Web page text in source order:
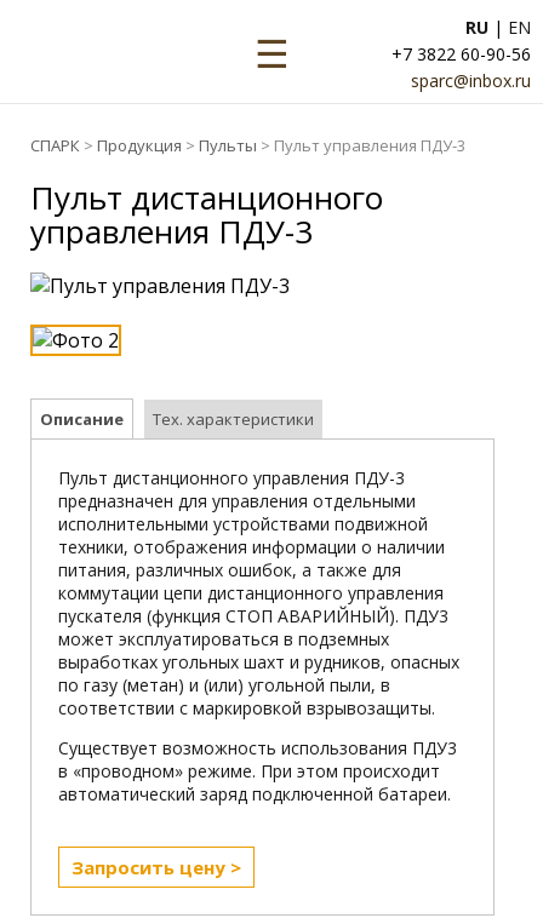
☰ RU | EN
+7 3822 60-90-56
sparc@inbox.ru
СПАРК > Продукция > Пульты > Пульт управления ПДУ-3
Пульт дистанционного
управления ПДУ-3
Описание Тех. характеристики
Пульт дистанционного управления ПДУ-3
предназначен для управления отдельными
исполнительными устройствами подвижной
техники, отображения информации о наличии
питания, различных ошибок, а также для
коммутации цепи дистанционного управления
пускателя (функция СТОП АВАРИЙНЫЙ). ПДУ3
может эксплуатироваться в подземных
выработках угольных шахт и рудников, опасных
по газу (метан) и (или) угольной пыли, в
соответствии с маркировкой взрывозащиты.
Существует возможность использования ПДУ3
в «проводном» режиме. При этом происходит
автоматический заряд подключенной батареи.
Запросить цену >